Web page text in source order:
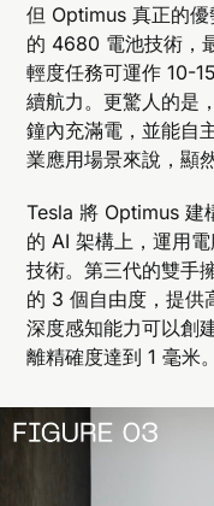
但 Optimus 真正的
的 4680 電池技術，
輕度任務可運作 10-
續航力。更驚人的是
鐘內充滿電，並能自
業應用場景來說，顯
Tesla 將 Optimus 建
的 AI 架構上，運用
技術。第三代的雙手
的 3 個自由度，提供
深度感知能力可以創
離精確度達到 1 毫米。